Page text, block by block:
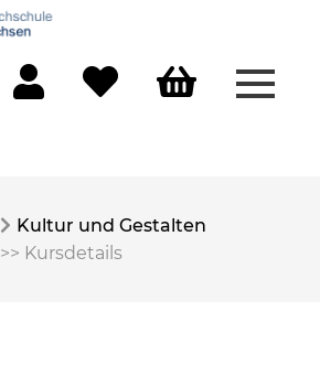
Kultur und Gestalten
>> Kursdetails